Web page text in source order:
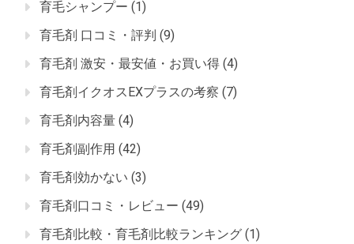
育毛シャンプー (1)
育毛剤 口コミ・評判 (9)
育毛剤 激安・最安値・お買い得 (4)
育毛剤イクオスEXプラスの考察 (7)
育毛剤内容量 (4)
育毛剤副作用 (42)
育毛剤効かない (3)
育毛剤口コミ・レビュー (49)
育毛剤比較・育毛剤比較ランキング (1)